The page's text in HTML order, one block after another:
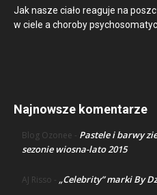
Jak nasze ciało reaguje na
w ciele a choroby
Najnowsze komentarze
Blog Ozonee - Pastele i barwy
sezonie wiosna-lato 2015
AJ Risso - „Celebrity” marki By